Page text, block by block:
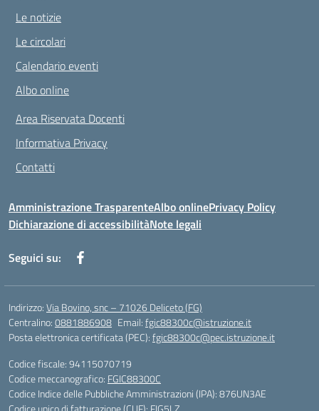
Le notizie
Le circolari
Calendario eventi
Albo online
Area Riservata Docenti
Informativa Privacy
Contatti
Amministrazione TrasparenteAlbo onlinePrivacy Policy
Dichiarazione di accessibilitàNote legali
Seguici su:
Indirizzo:Via Bovino, snc – 71026 Deliceto (FG)
Centralino:0881886908 Email:fgic88300c@istruzione.it
Posta elettronica certificata (PEC):fgic88300c@pec.istruzione.it
Codice fiscale: 94115070719
Codice meccanografico: FGIC88300C
Codice Indice delle Pubbliche Amministrazioni (IPA): 876UN3AE